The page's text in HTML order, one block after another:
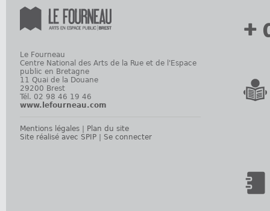
Le Fourneau
Centre National des Arts de la Rue et de l'Espace
public en Bretagne
11 Quai de la Douane
29200 Brest
Tél. 02 98 46 19 46
www.lefourneau.com
Mentions légales | Plan du site
Site réalisé avec SPIP | Se connecter
+